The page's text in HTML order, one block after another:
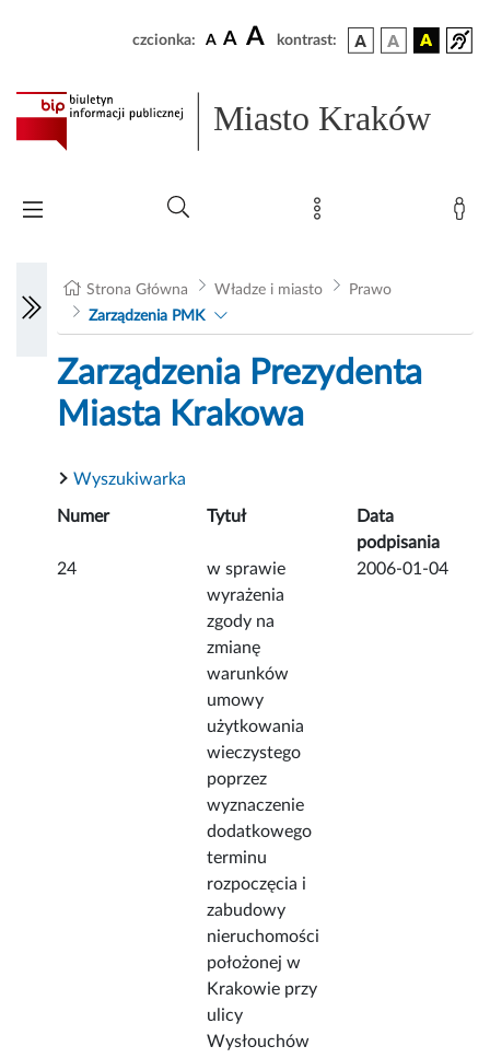
czcionka: A A A kontrast:
Miasto Kraków
Strona Główna Władze i miasto
Prawo
Zarządzenia PMK
Zarządzenia Prezydenta
Miasta Krakowa
Wyszukiwarka
Numer Tytuł
Data
podpisania
24
w sprawie
wyrażenia
zgody na
zmianę
warunków
umowy
użytkowania
wieczystego
poprzez
wyznaczenie
dodatkowego
terminu
rozpoczęcia i
zabudowy
nieruchomości
położonej w
Krakowie przy
ulicy
Wysłouchów
2006-01-04